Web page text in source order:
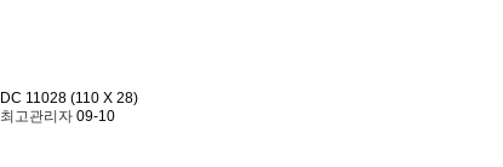
DC 11028 (110 X 28)
최고관리자 09-10